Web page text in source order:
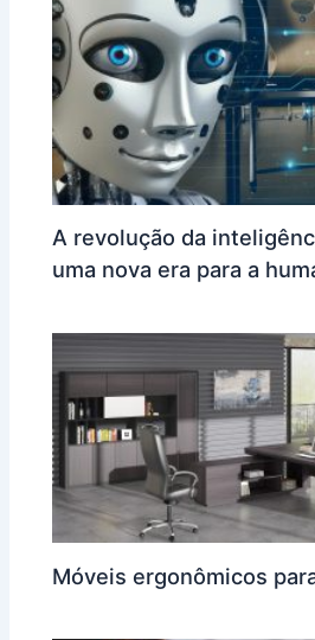
A revolução da
uma nova era para a
Móveis ergonômicos